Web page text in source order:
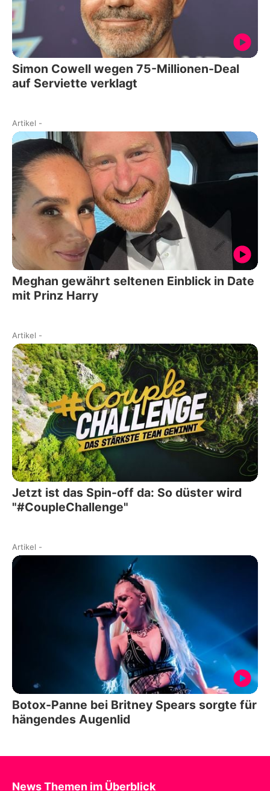
Simon Cowell wegen 75-Millionen-Deal
auf Serviette verklagt
Artikel -
Meghan gewährt seltenen Einblick in Date
mit Prinz Harry
Artikel -
Jetzt ist das Spin-off da: So düster wird
"#CoupleChallenge"
Artikel -
Botox-Panne bei Britney Spears sorgte für
hängendes Augenlid
News Themen im Überblick